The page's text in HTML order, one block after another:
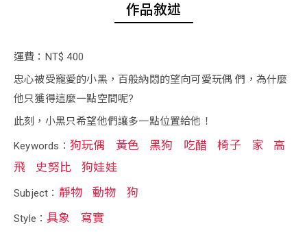
作品敘述
運費：NT$ 400
忠心被受寵愛的小黑，百般納悶的望向可愛玩偶 們，為什麼
他只獲得這麼一點空間呢?
此刻，小黑只希望他們讓多一點位置給他！
Keywords： 狗玩偶 黃色 黑狗 吃醋 椅子 家
高
飛
史努比 狗娃娃
Subject： 靜物 動物 狗
Style： 具象 寫實